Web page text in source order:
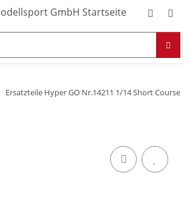
Ersatzteile Hyper GO Nr.14211 1/14 Short Course